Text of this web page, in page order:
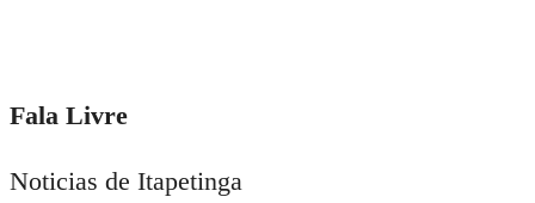
Fala Livre
Noticias de Itapetinga